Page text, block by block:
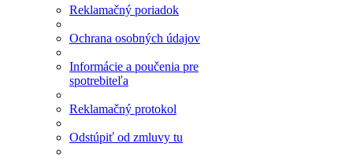
Reklamačný poriadok
Ochrana osobných údajov
Informácie a poučenia pre
spotrebiteľa
Reklamačný protokol
Odstúpiť od zmluvy tu